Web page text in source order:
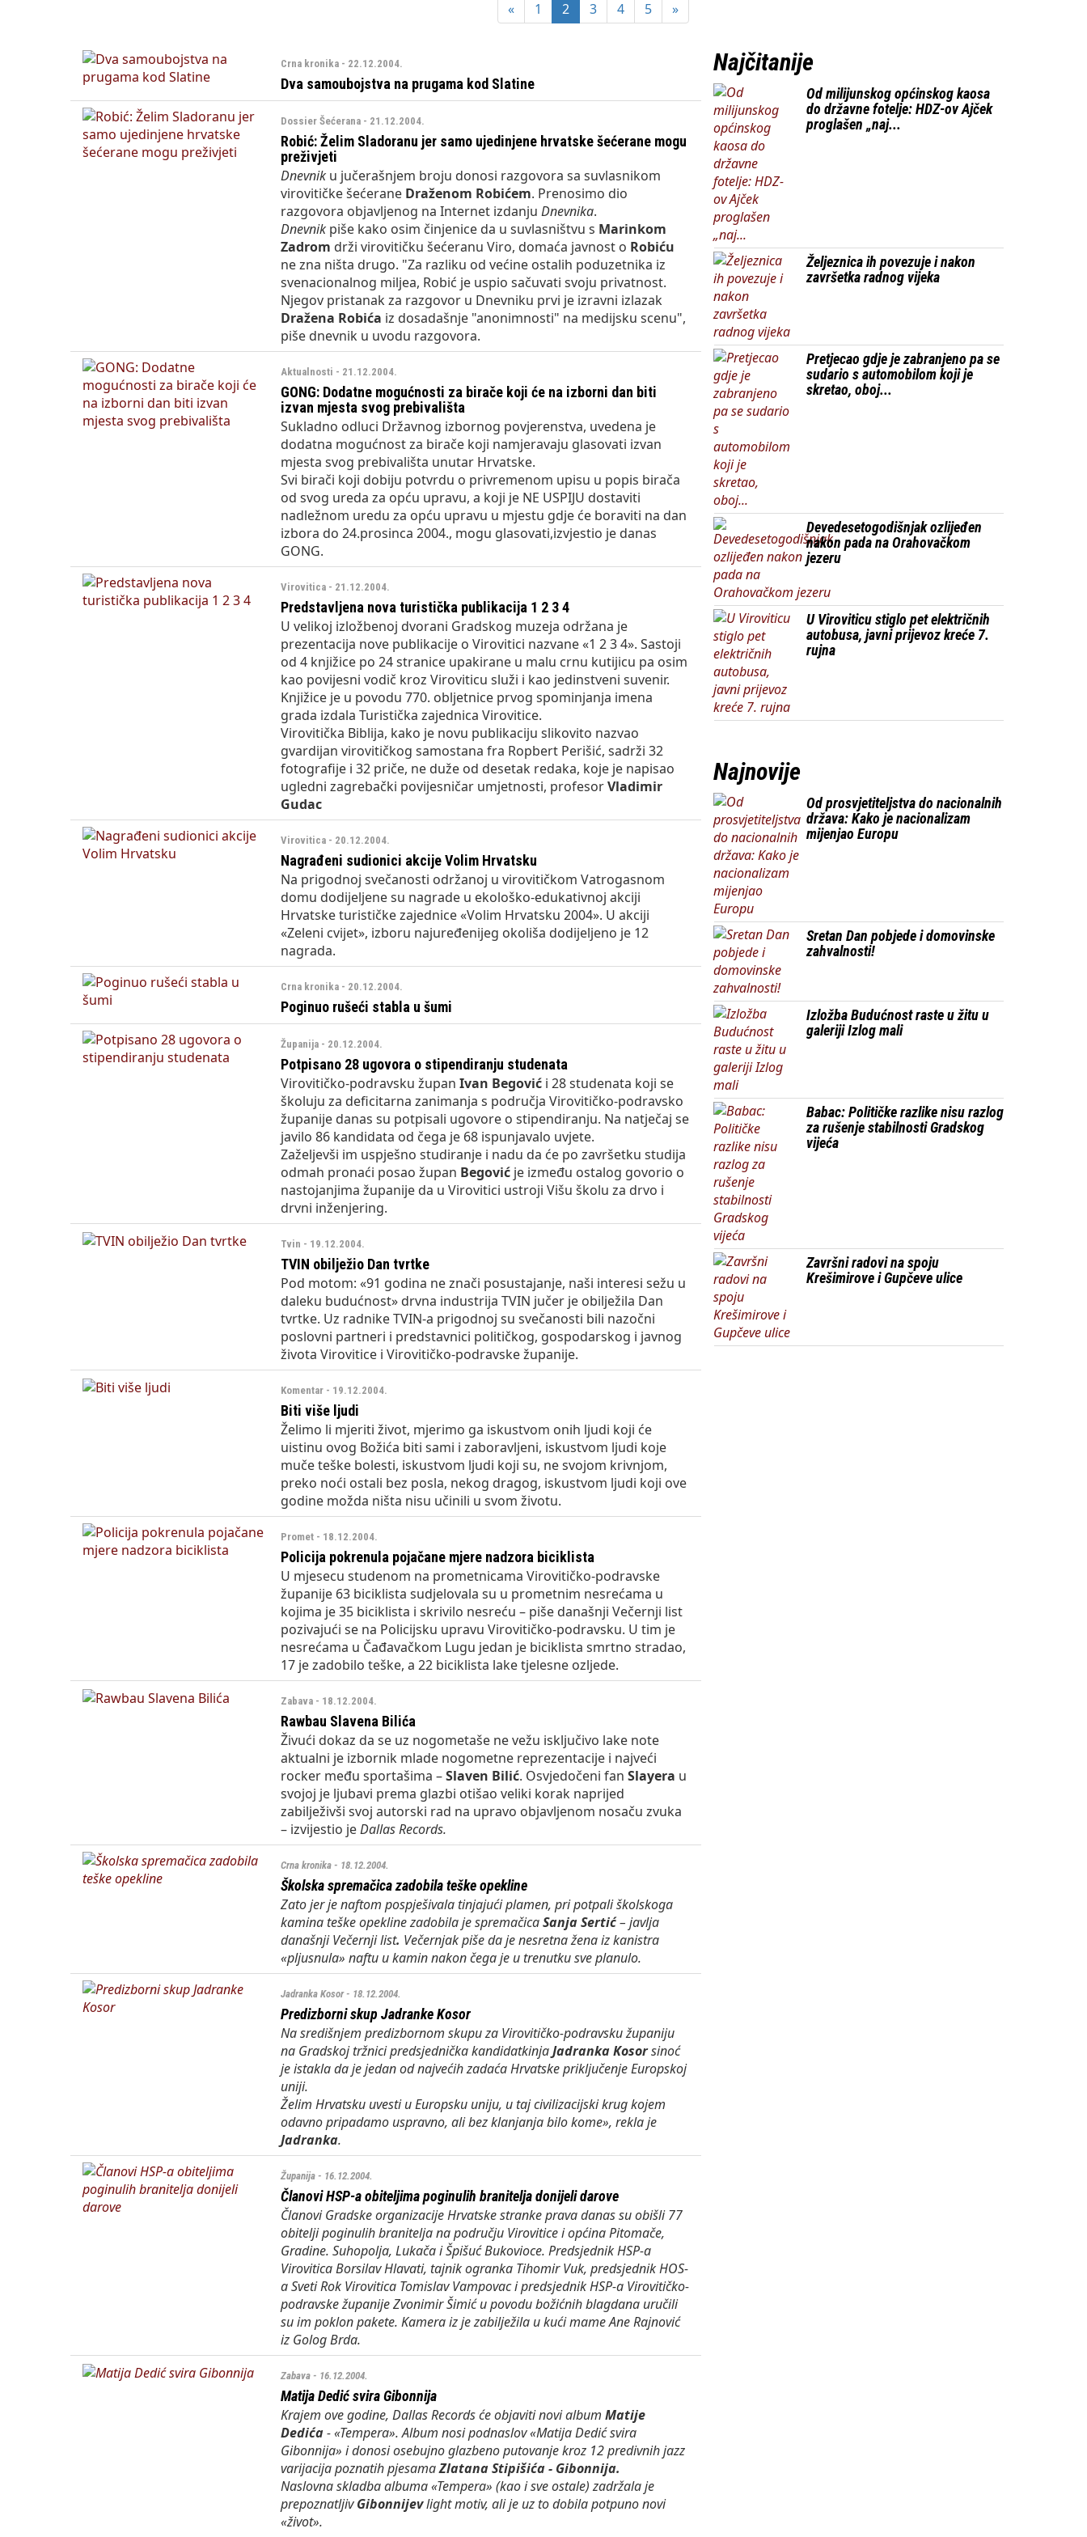
« 1 2 3 4 5 »
Crna kronika - 22.12.2004.
Dva samoubojstva na prugama kod Slatine
Dossier Šećerana - 21.12.2004.
Robić: Želim Sladoranu jer samo ujedinjene hrvatske šećerane mogu
preživjeti
Dnevniku jučerašnjem broju donosi razgovora sa suvlasnikom
virovitičke šećerane Draženom Robićem. Prenosimo dio
razgovora objavljenog na Internet izdanju Dnevnika.
Dnevnik piše kako osim činjenice da u suvlasništvu s Marinkom
Zadrom drži virovitičku šećeranu Viro, domaća javnost o Robiću
ne zna ništa drugo. "Za razliku od većine ostalih poduzetnika iz
svenacionalnog miljea, Robić je uspio sačuvati svoju privatnost.
Njegov pristanak za razgovor u Dnevniku prvi je izravni izlazak
Dražena Robića iz dosadašnje "anonimnosti" na medijsku scenu",
piše dnevnik u uvodu razgovora.
Aktualnosti - 21.12.2004.
GONG: Dodatne mogućnosti za birače koji će na izborni dan biti
izvan mjesta svog prebivališta
Sukladno odluci Državnog izbornog povjerenstva, uvedena je
dodatna mogućnost za birače koji namjeravaju glasovati izvan
mjesta svog prebivališta unutar Hrvatske.
Svi birači koji dobiju potvrdu o privremenom upisu u popis birača
od svog ureda za opću upravu, a koji je NE USPIJU dostaviti
nadležnom uredu za opću upravu u mjestu gdje će boraviti na dan
izbora do 24.prosinca 2004., mogu glasovati,izvjestio je danas
GONG.
Virovitica - 21.12.2004.
Predstavljena nova turistička publikacija 1 2 3 4
U velikoj izložbenoj dvorani Gradskog muzeja održana je
prezentacija nove publikacije o Virovitici nazvane «1 2 3 4». Sastoji
od 4 knjižice po 24 stranice upakirane u malu crnu kutijicu pa osim
kao povijesni vodič kroz Viroviticu služi i kao jedinstveni suvenir.
Knjižice je u povodu 770. obljetnice prvog spominjanja imena
grada izdala Turistička zajednica Virovitice.
Virovitička Biblija, kako je novu publikaciju slikovito nazvao
gvardijan virovitičkog samostana fra Ropbert Perišić, sadrži 32
fotografije i 32 priče, ne duže od desetak redaka, koje je napisao
ugledni zagrebački povijesničar umjetnosti, profesorVladimir
Gudac
Virovitica - 20.12.2004.
Nagrađeni sudionici akcije Volim Hrvatsku
Na prigodnoj svečanosti održanoj u virovitičkom Vatrogasnom
domu dodijeljene su nagrade u ekološko-edukativnoj akciji
Hrvatske turističke zajednice «Volim Hrvatsku 2004». U akciji
«Zeleni cvijet», izboru najuređenijeg okoliša dodijeljeno je 12
nagrada.
Crna kronika - 20.12.2004.
Poginuo rušeći stabla u šumi
Županija - 20.12.2004.
Potpisano 28 ugovora o stipendiranju studenata
Virovitičko-podravsku župan Ivan Begović i 28 studenata koji se
školuju za deficitarna zanimanja s područja Virovitičko-podravsko
županije danas su potpisali ugovore o stipendiranju. Na natječaj se
javilo 86 kandidata od čega je 68 ispunjavalo uvjete.
Zaželjevši im uspješno studiranje i nadu da će po završetku studija
odmah pronaći posao župan Begovićje između ostalog govorio o
nastojanjima županije da u Virovitici ustroji Višu školu za drvo i
drvni inženjering.
Tvin - 19.12.2004.
TVIN obilježio Dan tvrtke
Pod motom: «91 godina ne znači posustajanje, naši interesi sežu u
daleku budućnost» drvna industrija TVIN jučer je obilježila Dan
tvrtke. Uz radnike TVIN-a prigodnoj su svečanosti bili nazočni
poslovni partneri i predstavnici političkog, gospodarskog i javnog
života Virovitice i Virovitičko-podravske županije.
Komentar - 19.12.2004.
Biti više ljudi
Želimo li mjeriti život, mjerimo ga iskustvom onih ljudi koji će
uistinu ovog Božića biti sami i zaboravljeni, iskustvom ljudi koje
muče teške bolesti, iskustvom ljudi koji su, ne svojom krivnjom,
preko noći ostali bez posla, nekog dragog, iskustvom ljudi koji ove
godine možda ništa nisu učinili u svom životu.
Promet - 18.12.2004.
Policija pokrenula pojačane mjere nadzora biciklista
U mjesecu studenom na prometnicama Virovitičko-podravske
županije 63 biciklista sudjelovala su u prometnim nesrećama u
kojima je 35 biciklista i skrivilo nesreću – piše današnji Večernji list
pozivajući se na Policijsku upravu Virovitičko-podravsku. U tim je
nesrećama u Čađavačkom Lugu jedan je biciklista smrtno stradao,
17 je zadobilo teške, a 22 biciklista lake tjelesne ozljede.
Zabava - 18.12.2004.
Rawbau Slavena Bilića
Živući dokaz da se uz nogometaše ne vežu isključivo lake note
aktualni je izbornik mlade nogometne reprezentacije i najveći
rocker među sportašima –Slaven Bilić. Osvjedočeni fan Slayera u
svojoj je ljubavi prema glazbi otišao veliki korak naprijed
zabilježivši svoj autorski rad na upravo objavljenom nosaču zvuka
– izvijestio jeDallas Records.
Crna kronika - 18.12.2004.
Školska spremačica zadobila teške opekline
Zato jer je naftom pospješivala tinjajući plamen, pri potpali školskoga
kamina teške opekline zadobila je spremačicaSanja Sertić– javlja
današnjiVečernji list. Večernjakpiše da je nesretna žena iz kanistra
«pljusnula» naftu u kamin nakon čega je u trenutku sve planulo.
Jadranka Kosor - 18.12.2004.
Predizborni skup Jadranke Kosor
Na središnjem predizbornom skupu za Virovitičko-podravsku županiju
na Gradskoj tržnici predsjednička kandidatkinjaJadranka Kosorsinoć
je istakla da je jedan od najvećih zadaća Hrvatske priključenje Europskoj
uniji.
Želim Hrvatsku uvesti u Europsku uniju, u taj civilizacijski krug kojem
odavno pripadamo uspravno, ali bez klanjanja bilo kome», rekla je
Jadranka.
Županija - 16.12.2004.
Članovi HSP-a obiteljima poginulih branitelja donijeli darove
Članovi Gradske organizacije Hrvatske stranke prava danas su obišli 77
obitelji poginulih branitelja na području Virovitice i općina Pitomače,
Gradine. Suhopolja, Lukača i Špišuć Bukovioce. Predsjednik HSP-a
Virovitica Borsilav Hlavati, tajnik ogranka Tihomir Vuk, predsjednik HOS-
a Sveti Rok Virovitica Tomislav Vampovac i predsjednik HSP-a Virovitičko-
podravske županije Zvonimir Šimić u povodu božićnih blagdana uručili
su im poklon pakete. Kamera iz je zabilježila u kući mame Ane Rajnović
iz Golog Brda.
Zabava - 16.12.2004.
Matija Dedić svira Gibonnija
Krajem ove godine, Dallas Recordsće objaviti novi album Matije
Dedića- «Tempera». Album nosi podnaslov «Matija Dedić svira
Gibonnija» i donosi osebujno glazbeno putovanje kroz 12 predivnih jazz
varijacija poznatih pjesamaZlatana Stipišića - Gibonnija.
Naslovna skladba albuma «Tempera» (kao i sve ostale) zadržala je
prepoznatljivGibonnijevlight motiv, ali je uz to dobila potpuno novi
«život».
Najčitanije
Od milijunskog općinskog kaosa
do državne fotelje: HDZ-ov Ajček
proglašen „naj...
Željeznica ih povezuje i nakon
završetka radnog vijeka
Pretjecao gdje je zabranjeno pa se
sudario s automobilom koji je
skretao, oboj...
Devedesetogodišnjak ozlijeđen
nakon pada na Orahovačkom
jezeru
U Viroviticu stiglo pet električnih
autobusa, javni prijevoz kreće 7.
rujna
Najnovije
Od prosvjetiteljstva do nacionalnih
država: Kako je nacionalizam
mijenjao Europu
Sretan Dan pobjede i domovinske
zahvalnosti!
Izložba Budućnost raste u žitu u
galeriji Izlog mali
Babac: Političke razlike nisu razlog
za rušenje stabilnosti Gradskog
vijeća
Završni radovi na spoju
Krešimirove i Gupčeve ulice